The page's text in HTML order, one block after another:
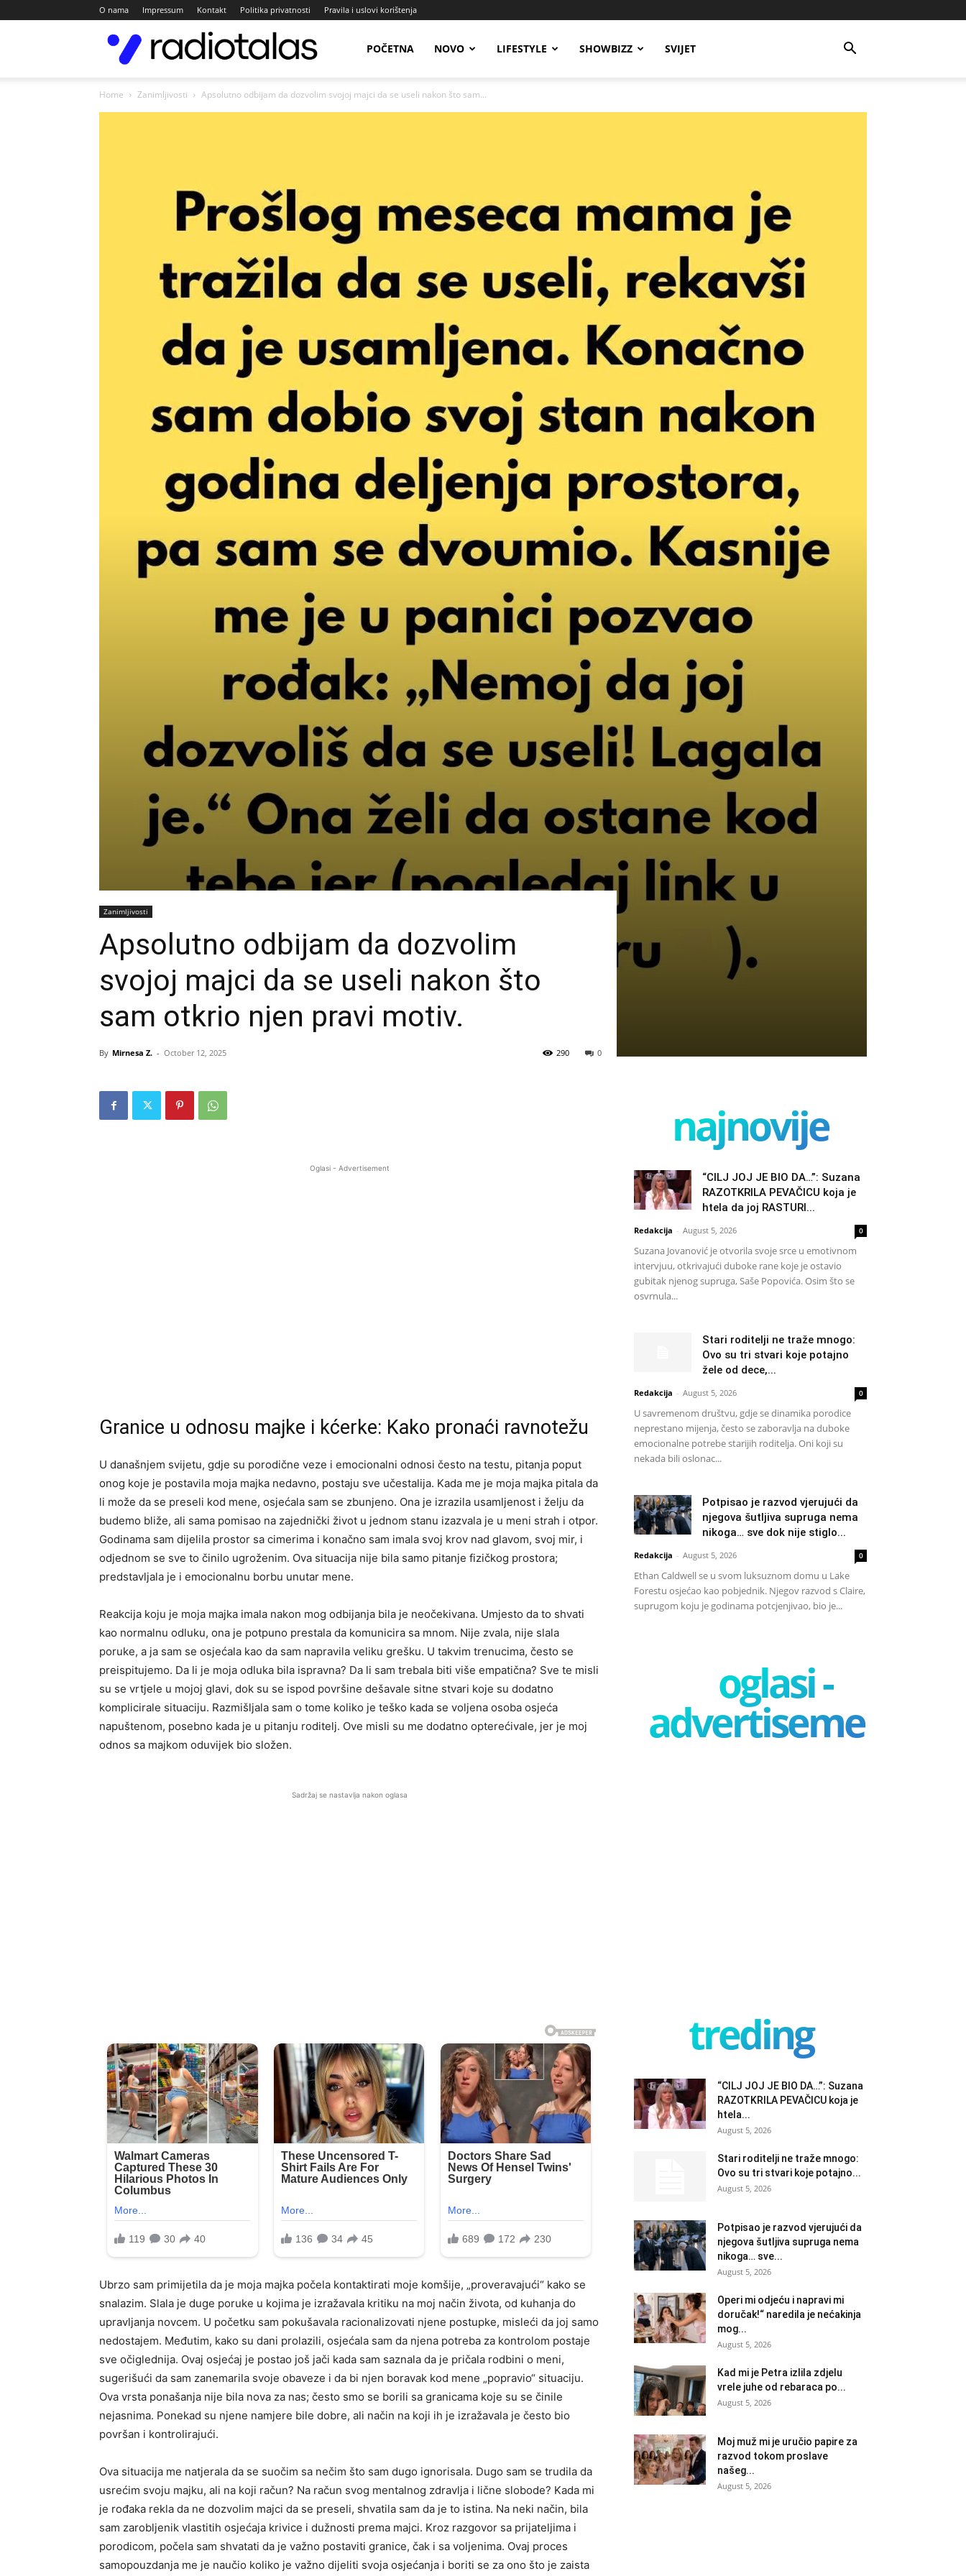
O nama Impressum Kontakt Politika privatnosti Pravila i uslovi korištenja
POČETNA NOVO LIFESTYLE SHOWBIZZ SVIJET
Home Zanimljivosti Apsolutno odbijam da dozvolim svojoj majci da se useli nakon što sam...
Zanimljivosti
Apsolutno odbijam da dozvolim
svojoj majci da se useli nakon što
sam otkrio njen pravi motiv.
By Mirnesa Z. - October 12, 2025 0
290
Oglasi - Advertisement
Granice u odnosu majke i kćerke: Kako pronaći ravnotežu
U današnjem svijetu, gdje su porodične veze i emocionalni odnosi često na testu, pitanja poput
onog koje je postavila moja majka nedavno, postaju sve učestalija. Kada me je moja majka pitala da
li može da se preseli kod mene, osjećala sam se zbunjeno. Ona je izrazila usamljenost i želju da
budemo bliže, ali sama pomisao na zajednički život u jednom stanu izazvala je u meni strah i otpor.
Godinama sam dijelila prostor sa cimerima i konačno sam imala svoj krov nad glavom, svoj mir, i
odjednom se sve to činilo ugroženim. Ova situacija nije bila samo pitanje fizičkog prostora;
predstavljala je i emocionalnu borbu unutar mene.
Reakcija koju je moja majka imala nakon mog odbijanja bila je neočekivana. Umjesto da to shvati
kao normalnu odluku, ona je potpuno prestala da komunicira sa mnom. Nije zvala, nije slala
poruke, a ja sam se osjećala kao da sam napravila veliku grešku. U takvim trenucima, često se
preispitujemo. Da li je moja odluka bila ispravna? Da li sam trebala biti više empatična? Sve te misli
su se vrtjele u mojoj glavi, dok su se ispod površine dešavale sitne stvari koje su dodatno
komplicirale situaciju. Razmišljala sam o tome koliko je teško kada se voljena osoba osjeća
napuštenom, posebno kada je u pitanju roditelj. Ove misli su me dodatno opterećivale, jer je moj
odnos sa majkom oduvijek bio složen.
Sadržaj se nastavlja nakon oglasa
Ubrzo sam primijetila da je moja majka počela kontaktirati moje komšije, „proveravajući“ kako se
snalazim. Slala je duge poruke u kojima je izražavala kritiku na moj način života, od kuhanja do
upravljanja novcem. U početku sam pokušavala racionalizovati njene postupke, misleći da joj samo
nedostajem. Međutim, kako su dani prolazili, osjećala sam da njena potreba za kontrolom postaje
sve očiglednija. Ovaj osjećaj je postao još jači kada sam saznala da je pričala rodbini o meni,
sugerišući da sam zanemarila svoje obaveze i da bi njen boravak kod mene „popravio“ situaciju.
Ova vrsta ponašanja nije bila nova za nas; često smo se borili sa granicama koje su se činile
nejasnima. Ponekad su njene namjere bile dobre, ali način na koji ih je izražavala je često bio
površan i kontrolirajući.
Ova situacija me natjerala da se suočim sa nečim što sam dugo ignorisala. Dugo sam se trudila da
usrećim svoju majku, ali na koji račun? Na račun svog mentalnog zdravlja i lične slobode? Kada mi
je rođaka rekla da ne dozvolim majci da se preseli, shvatila sam da je to istina. Na neki način, bila
sam zarobljenik vlastitih osjećaja krivice i dužnosti prema majci. Kroz razgovor sa prijateljima i
porodicom, počela sam shvatati da je važno postaviti granice, čak i sa voljenima. Ovaj proces
samopouzdanja me je naučio koliko je važno dijeliti svoja osjećanja i boriti se za ono što je zaista
najnovije
“CILJ JOJ JE BIO DA…”: Suzana
RAZOTKRILA PEVAČICU koja je
htela da joj RASTURI...
Redakcija - August 5, 2026 0
Suzana Jovanović je otvorila svoje srce u emotivnom
intervjuu, otkrivajući duboke rane koje je ostavio
gubitak njenog supruga, Saše Popovića. Osim što se
osvrnula...
Stari roditelji ne traže mnogo:
Ovo su tri stvari koje potajno
žele od dece,...
Redakcija - August 5, 2026 0
U savremenom društvu, gdje se dinamika porodice
neprestano mijenja, često se zaboravlja na duboke
emocionalne potrebe starijih roditelja. Oni koji su
nekada bili oslonac...
Potpisao je razvod vjerujući da
njegova šutljiva supruga nema
nikoga… sve dok nije stiglo...
Redakcija - August 5, 2026 0
Ethan Caldwell se u svom luksuznom domu u Lake
Forestu osjećao kao pobjednik. Njegov razvod s Claire,
suprugom koju je godinama potcjenjivao, bio je...
oglasi -
advertisement
treding
“CILJ JOJ JE BIO DA…”: Suzana
RAZOTKRILA PEVAČICU koja je
htela...
August 5, 2026
Stari roditelji ne traže mnogo:
Ovo su tri stvari koje potajno...
August 5, 2026
Potpisao je razvod vjerujući da
njegova šutljiva supruga nema
nikoga… sve...
August 5, 2026
Operi mi odjeću i napravi mi
doručak!“ naredila je nećakinja
mog...
August 5, 2026
Kad mi je Petra izlila zdjelu
vrele juhe od rebaraca po...
August 5, 2026
Moj muž mi je uručio papire za
razvod tokom proslave
našeg...
August 5, 2026